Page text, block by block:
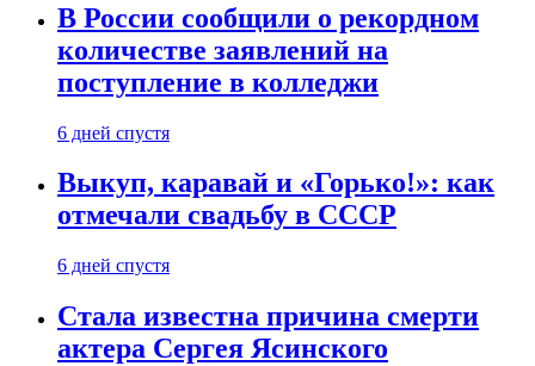
В России сообщили о рекордном
количестве заявлений на
поступление в колледжи
6 дней спустя
Выкуп, каравай и «Горько!»: как
отмечали свадьбу в СССР
6 дней спустя
Стала известна причина смерти
актера Сергея Ясинского